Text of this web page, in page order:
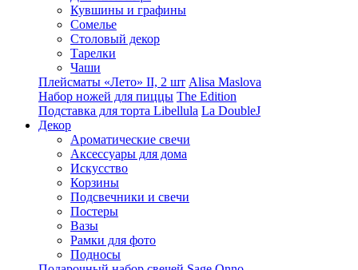
Кувшины и графины
Сомелье
Столовый декор
Тарелки
Чаши
Плейсматы «Лето» II, 2 шт Alisa Maslova
Набор ножей для пиццы The Edition
Подставка для торта Libellula La DoubleJ
Декор
Ароматические свечи
Аксессуары для дома
Искусство
Корзины
Подсвечники и свечи
Постеры
Вазы
Рамки для фото
Подносы